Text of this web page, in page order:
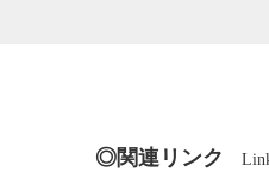
◎関連リンク